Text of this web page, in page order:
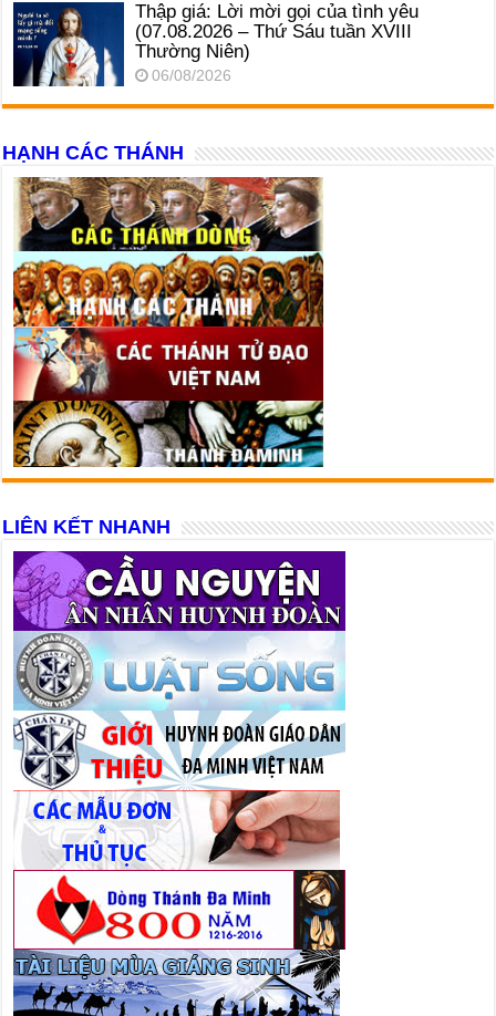
Thập giá: Lời mời gọi của tình yêu
(07.08.2026 – Thứ Sáu tuần XVIII
Thường Niên)
06/08/2026
HẠNH CÁC THÁNH
LIÊN KẾT NHANH